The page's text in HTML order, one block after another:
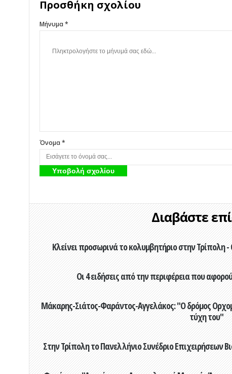
Προσθήκη σχολίου
Μήνυμα *
Όνομα *
Διαβάστε
Κλείνει προσωρινά το κολυμβητήριο στην Τρίπολη
Οι 4 ειδήσεις από την περιφέρεια που
Μάκαρης-Σιάτος-Φαράντος-Αγγελάκος: "Ο δρόμος
τύχη του"
Στην Τρίπολη το Πανελλήνιο Συνέδριο Επιχειρήσεων